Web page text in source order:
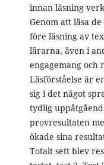
innan läsning
Genom att läsa
före läsning av
lärarna, även i
engagemang och
Läsförståelse är
sig i det något
tydlig
provresultaten
ökade sina
Totalt sett blev